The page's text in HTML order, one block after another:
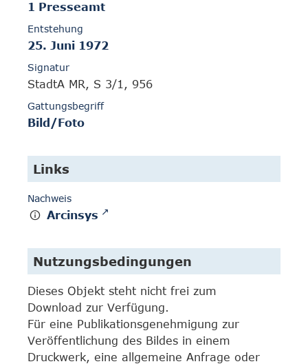
1 Presseamt
Entstehung
25. Juni 1972
Signatur
StadtA MR, S 3/1, 956
Gattungsbegriff
Bild/Foto
Links
Nachweis
Arcinsys
Nutzungsbedingungen
Dieses Objekt steht nicht frei zum
Download zur Verfügung.
Für eine Publikationsgenehmigung zur
Veröffentlichung des Bildes in einem
Druckwerk, eine allgemeine Anfrage oder